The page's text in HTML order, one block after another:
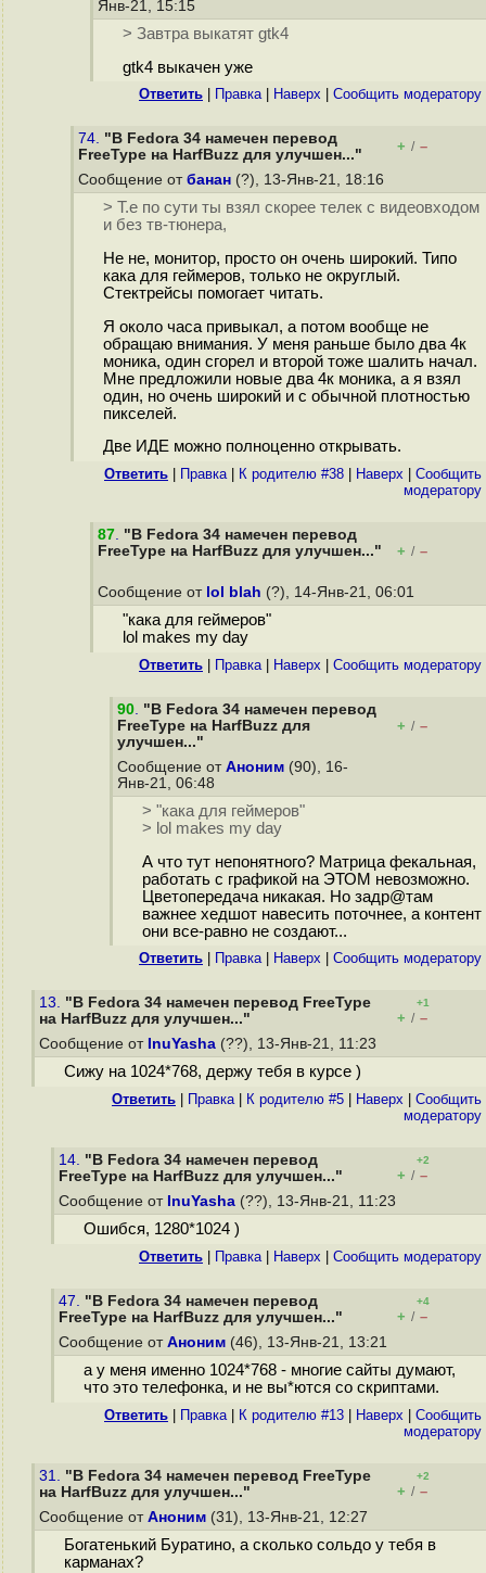
Янв-21, 15:15
> Завтра выкатят gtk4
gtk4 выкачен уже
Ответить Правка| Наверх Cообщить модератору
74. "В Fedora 34 намечен перевод
FreeType на HarfBuzz для улучшен..."
+ / –
Сообщение от банан (?), 13-Янв-21, 18:16
> Т.е по сути ты взял скорее телек с видеовходом
и без тв-тюнера,
Не не, монитор, просто он очень широкий. Типо
кака для геймеров, только не округлый.
Стектрейсы помогает читать.
Я около часа привыкал, а потом вообще не
обращаю внимания. У меня раньше было два 4к
моника, один сгорел и второй тоже шалить начал.
Мне предложили новые два 4к моника, а я взял
один, но очень широкий и с обычной плотностью
пикселей.
Две ИДЕ можно полноценно открывать.
Ответить Правка| К родителю #38 Наверх
Cообщить
модератору
87. "В Fedora 34 намечен перевод
FreeType на HarfBuzz для улучшен..."
+ / –
Сообщение от lol blah (?), 14-Янв-21, 06:01
"кака для геймеров"
lol makes my day
Ответить Правка| Наверх Cообщить модератору
90. "В Fedora 34 намечен перевод
FreeType на HarfBuzz для
улучшен..."
+ / –
Сообщение от Аноним (90), 16-
Янв-21, 06:48
> "кака для геймеров"
> lol makes my day
А что тут непонятного? Матрица фекальная,
работать с графикой на ЭТОМ невозможно.
Цветопередача никакая. Но задр@там
важнее хедшот навесить поточнее, а контент
они все-равно не создают...
Ответить Правка| Наверх Cообщить модератору
13. "В Fedora 34 намечен перевод FreeType
на HarfBuzz для улучшен..."
+1
+ / –
Сообщение от InuYasha (??), 13-Янв-21, 11:23
Сижу на 1024*768, держу тебя в курсе )
Ответить Правка| К родителю #5 Наверх
Cообщить
модератору
14. "В Fedora 34 намечен перевод
FreeType на HarfBuzz для улучшен..."
+2
+ / –
Сообщение от InuYasha (??), 13-Янв-21, 11:23
Ошибся, 1280*1024 )
Ответить Правка| Наверх Cообщить модератору
47. "В Fedora 34 намечен перевод
FreeType на HarfBuzz для улучшен..."
+4
+ / –
Сообщение от Аноним (46), 13-Янв-21, 13:21
а у меня именно 1024*768 - многие сайты думают,
что это телефонка, и не вы*ются со скриптами.
Ответить Правка| К родителю #13 Наверх
Cообщить
модератору
31. "В Fedora 34 намечен перевод FreeType
на HarfBuzz для улучшен..."
+2
+ / –
Сообщение от Аноним (31), 13-Янв-21, 12:27
Богатенький Буратино, а сколько сольдо у тебя в
карманах?